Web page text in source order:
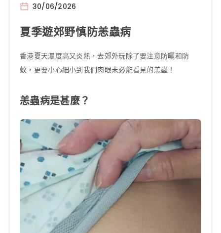
30/06/2026
夏季遊郊野慎防恙蟲病
香港夏天濕度高又炎熱，去郊外玩除了要注意防曬和防
蚊，更要小心細小到我們肉眼未必能看見的恙蟲！
恙蟲病是甚麼？